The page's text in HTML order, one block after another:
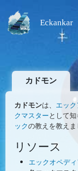
カドモンは、エ
クマスターとし
ック の教えを教え
リソース